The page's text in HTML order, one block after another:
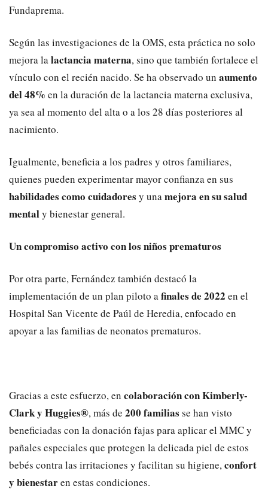
Fundaprema.
Según las investigaciones de la OMS, esta práctica no solo
mejora lalactancia materna, sino que también fortalece el
vínculo con el recién nacido. Se ha observado un aumento
del 48% en la duración de la lactancia materna exclusiva,
ya sea al momento del alta o a los 28 días posteriores al
nacimiento.
Igualmente, beneficia a los padres y otros familiares,
quienes pueden experimentar mayor confianza en sus
habilidades como cuidadores y unamejora en su salud
mentaly bienestar general.
Un compromiso activo con los niños prematuros
Por otra parte, Fernández también destacó la
implementación de un plan piloto afinales de 2022 en el
Hospital San Vicente de Paúl de Heredia, enfocado en
apoyar a las familias de neonatos prematuros.
Gracias a este esfuerzo, en colaboración con Kimberly-
Clark y Huggies®, más de 200 familias se han visto
beneficiadas con la donación fajas para aplicar el MMC y
pañales especiales que protegen la delicada piel de estos
bebés contra las irritaciones y facilitan su higiene,confort
y bienestaren estas condiciones.